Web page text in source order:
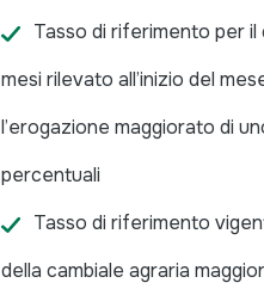
Tasso di riferimento per
mesi rilevato all’inizio del
l’erogazione maggiorato di
percentuali
Tasso di riferimento
della cambiale agraria